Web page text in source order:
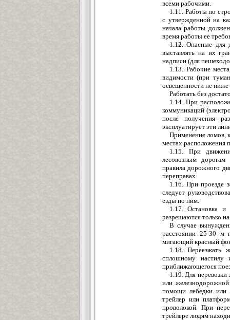
всеми рабочими.
1.11. Работы по
с утвержденной на
начала работы
время работы ее
1.12. Опасные для
выставлять на их
надписи (для
1.13. Рабочие
видимости (при
освещенности не
Работать без
1.14. При
коммуникаций
после получения
эксплуатирует эти
Применение ломов,
местах расположения
1.15. При
лесовозным
правила дорожного
переправах.
1.16. При проезде
следует
езды по ним.
1.17. Остановка и
разрешаются только
В случае
расстоянии 25-30 м
мигающий красный
1.18. Переезжать
сплошному настилу
приближающегося
1.19. Для
или
помощи лебедки или
трейлер или
проволокой. При
трейлере людям